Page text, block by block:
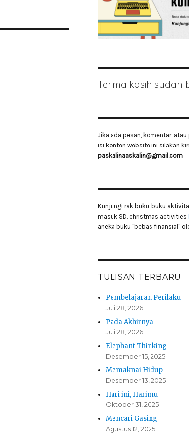
Terima kasih sudah
Jika ada pesan, komentar, atau
isi konten website ini silakan
paskalinaaskalin@gmail.com
Kunjungi rak buku-buku
masuk SD, christmas activities
aneka buku "bebas finansial"
TULISAN TERBARU
Pembelajaran Perilaku
Juli 28, 2026
Pada Akhirnya
Juli 28, 2026
Elephant Thinking
Desember 15, 2025
Memaknai Hidup
Desember 13, 2025
Hari ini, Harimu
Oktober 31, 2025
Mencari Gasing
Agustus 12, 2025